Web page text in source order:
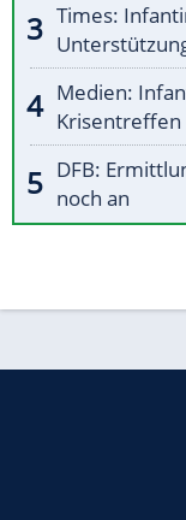
Times:
Medien:
Krisentreffen
DFB:
noch an